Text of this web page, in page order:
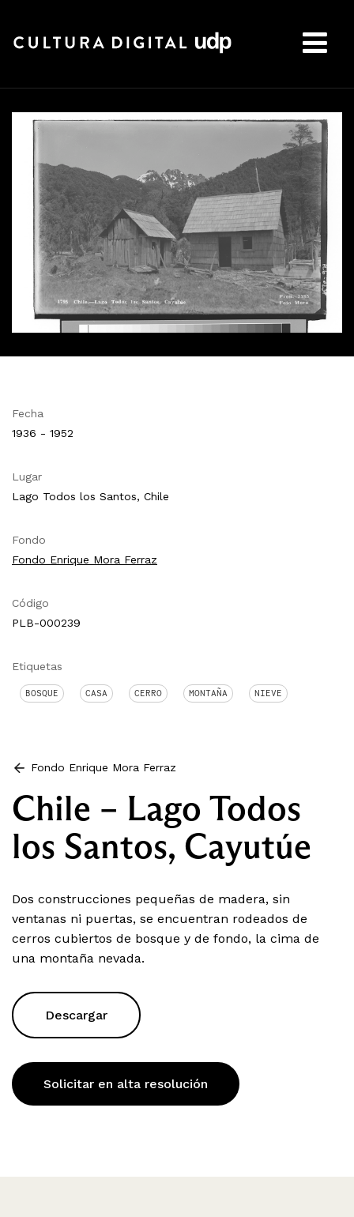
Fecha
1936 - 1952
Lugar
Lago Todos los Santos, Chile
Fondo
Fondo Enrique Mora Ferraz
Código
PLB-000239
Etiquetas
BOSQUE CASA CERRO MONTAÑA NIEVE
Fondo Enrique Mora Ferraz
Chile – Lago Todos
los Santos, Cayutúe
Dos construcciones pequeñas de madera, sin
ventanas ni puertas, se encuentran rodeados de
cerros cubiertos de bosque y de fondo, la cima de
una montaña nevada.
Descargar
Solicitar en alta resolución